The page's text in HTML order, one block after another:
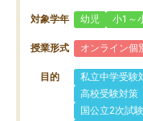
対象学年 幼児 小1～
授業形式 オンライン個
目的 私立中学受験
高校受験対策
国公立2次試